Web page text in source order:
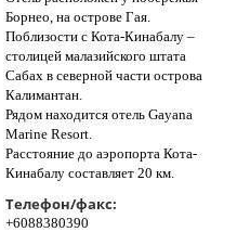
Борнео, на острове Гая.
Поблизости с Кота-Кинабалу –
столицей малазийского штата
Сабах в северной части острова
Калимантан.
Рядом находится отель Gayana
Marine Resort.
Расстояние до аэропорта Кота-
Кинабалу составляет 20 км.
Телефон/факс:
+6088380390